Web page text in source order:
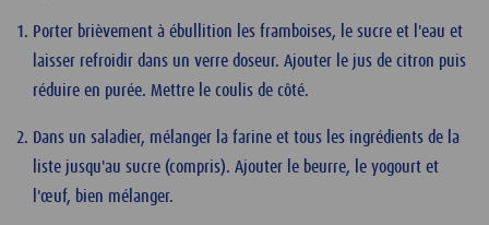
Porter brièvement à ébullition les framboises, le sucre et l'eau et
laisser refroidir dans un verre doseur. Ajouter le jus de citron puis
réduire en purée. Mettre le coulis de côté.
Dans un saladier, mélanger la farine et tous les ingrédients de la
liste jusqu'au sucre (compris). Ajouter le beurre, le yogourt et
l'œuf, bien mélanger.